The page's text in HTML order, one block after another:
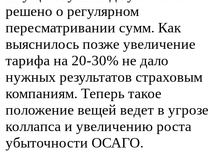
решено о регулярном
пересматривании сумм. Как
выяснилось позже увеличение
тарифа на 20-30% не дало
нужных результатов страховым
компаниям. Теперь такое
положение вещей ведет в угрозе
коллапса и увеличению роста
убыточности ОСАГО.